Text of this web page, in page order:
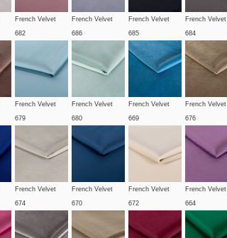
French Velvet
682
French Velvet
686
French Velvet
685
French Velvet
684
French Velvet
679
French Velvet
680
French Velvet
669
French Velvet
676
French Velvet
674
French Velvet
670
French Velvet
672
French Velvet
664